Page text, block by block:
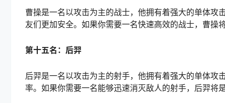
曹操是一名以攻击为主的战士，他拥有着强大的单体攻
友们更加安全。如果你需要一名快速高效的战士，曹操
第十五名：后羿
后羿是一名以攻击为主的射手，他拥有着强大的单体攻
率。如果你需要一名能够迅速消灭敌人的射手，后羿将